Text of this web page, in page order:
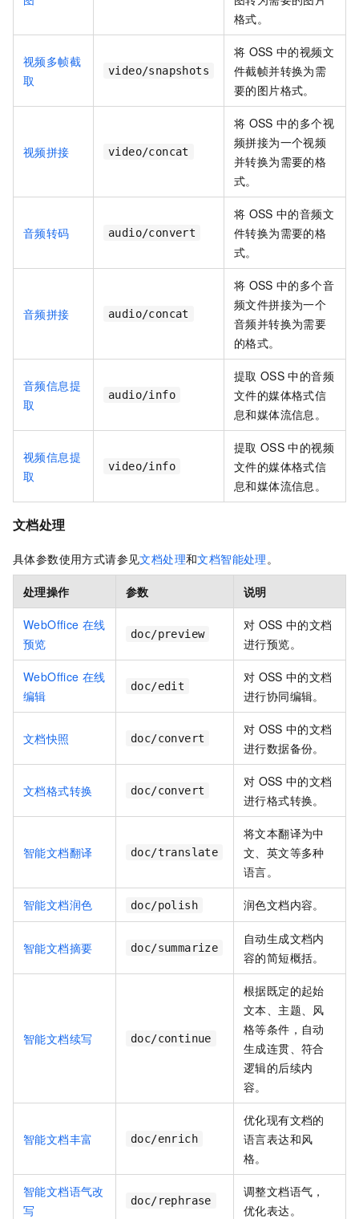
格式。
视频多帧截
取
video/snapshots
将 OSS 中的视频文
件截帧并转换为需
要的图片格式。
视频拼接 video/concat
将 OSS 中的多个视
频拼接为一个视频
并转换为需要的格
式。
音频转码 audio/convert
将 OSS 中的音频文
件转换为需要的格
式。
音频拼接 audio/concat
将 OSS 中的多个音
频文件拼接为一个
音频并转换为需要
的格式。
音频信息提
取
audio/info
提取 OSS 中的音频
文件的媒体格式信
息和媒体流信息。
视频信息提
取
video/info
提取 OSS 中的视频
文件的媒体格式信
息和媒体流信息。
文档处理
具体参数使用方式请参见文档处理和文档智能处理。
处理操作 参数 说明
WebOffice 在线
预览
doc/preview
对 OSS 中的文档
进行预览。
WebOffice 在线
编辑
doc/edit
对 OSS 中的文档
进行协同编辑。
文档快照 doc/convert
对 OSS 中的文档
进行数据备份。
文档格式转换 doc/convert
对 OSS 中的文档
进行格式转换。
智能文档翻译 doc/translate
将文本翻译为中
文、英文等多种
语言。
智能文档润色 doc/polish 润色文档内容。
智能文档摘要 doc/summarize
自动生成文档内
容的简短概括。
智能文档续写 doc/continue
根据既定的起始
文本、主题、风
格等条件，自动
生成连贯、符合
逻辑的后续内
容。
智能文档丰富 doc/enrich
优化现有文档的
语言表达和风
格。
智能文档语气改
写
doc/rephrase
调整文档语气，
优化表达。